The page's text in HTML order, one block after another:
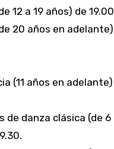
12 a 19 años) de
20 años en
(11 años en
de danza clásica (de 6